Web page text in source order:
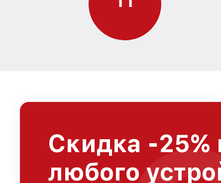
Скидка -25%
любого